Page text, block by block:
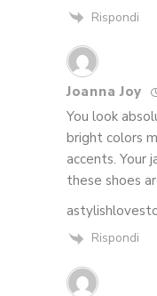
Rispondi
Joanna Joy
You look
bright colors
accents. Your
these shoes
Rispondi